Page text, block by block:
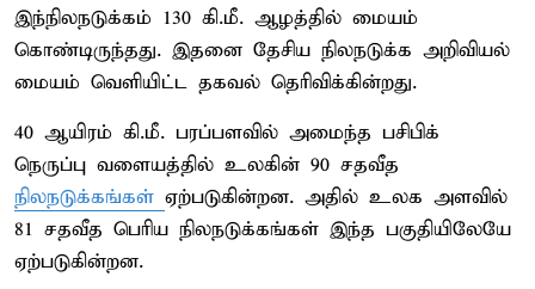
இந்நிலநடுக்கம் 130 கி.மீ. ஆழத்தில் மையம்
கொண்டிருந்தது. இதனை தேசிய நிலநடுக்க அறிவியல்
மையம் வெளியிட்ட தகவல் தெரிவிக்கின்றது.
40 ஆயிரம் கி.மீ. பரப்பளவில் அமைந்த பசிபிக்
நெருப்பு வளையத்தில் உலகின் 90 சதவீத
நிலநடுக்கங்கள் ஏற்படுகின்றன. அதில் உலக அளவில்
81 சதவீத பெரிய நிலநடுக்கங்கள் இந்த பகுதியிலேயே
ஏற்படுகின்றன.